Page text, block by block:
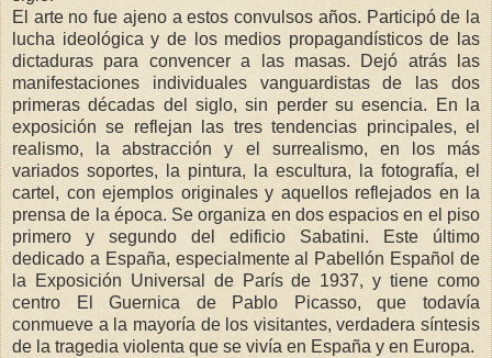
El arte no fue ajeno a estos convulsos años. Participó de la
lucha ideológica y de los medios propagandísticos de las
dictaduras para convencer a las masas. Dejó atrás las
manifestaciones individuales vanguardistas de las dos
primeras décadas del siglo, sin perder su esencia. En la
exposición se reflejan las tres tendencias principales, el
realismo, la abstracción y el surrealismo, en los más
variados soportes, la pintura, la escultura, la fotografía, el
cartel, con ejemplos originales y aquellos reflejados en la
prensa de la época. Se organiza en dos espacios en el piso
primero y segundo del edificio Sabatini. Este último
dedicado a España, especialmente al Pabellón Español de
la Exposición Universal de París de 1937, y tiene como
centro El Guernica de Pablo Picasso, que todavía
conmueve a la mayoría de los visitantes, verdadera síntesis
de la tragedia violenta que se vivía en España y en Europa.